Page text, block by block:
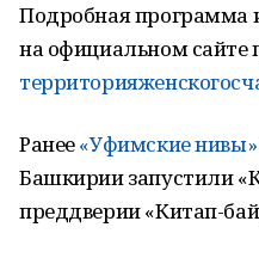
Подробная программа
на официальном сайте
Ранее«Уфимские нивы»
Башкирии запустили
преддверии «Китап-